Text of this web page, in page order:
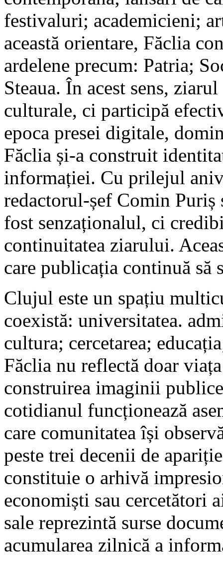
festivaluri; academicieni;
această orientare, Făclia
ardelene precum: Patria;
Steaua. În acest sens,
culturale, ci participă
epoca presei digitale,
Făclia și-a construit
informației. Cu prilejul
redactorul-șef Comin
fost senzaționalul, ci
continuitatea ziarului.
care publicația continuă
Clujul este un spațiu
coexistă: universitatea.
cultura; cercetarea;
Făclia nu reflectă doar
construirea imaginii
cotidianul funcționează
care comunitatea își
peste trei decenii de
constituie o arhivă
economiști sau cercetători
sale reprezintă surse
acumularea zilnică a